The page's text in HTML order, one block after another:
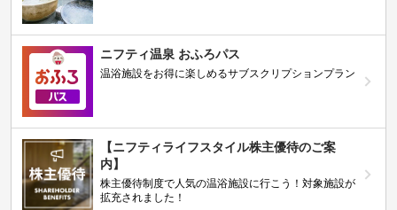
ニフティ温泉 おふろパス
温浴施設をお得に楽しめるサブスクリプションプラン
【ニフティライフスタイル株主優待のご案
内】
株主優待制度で人気の温浴施設に行こう！対象施設が
拡充されました！